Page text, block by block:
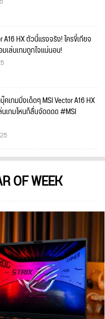
A16 HX ตัวนี้แรงจริง! ใครขี้เกียจ
เล่นเกมถูกใจแน่นอน!
คเกมมิ่งเด็ดๆ MSI Vector A16 HX
นเกมไหนก็ลื่นจัดดดด #MSI
OF WEEK